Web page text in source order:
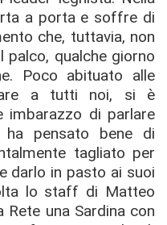
a porta e soffre di
che, tuttavia, non
qualche giorno
Poco abituato alle
a tutti noi, si è
imbarazzo di parlare
ha pensato bene di
tagliato per
darlo in pasto ai suoi
lo staff di Matteo
una Sardina con